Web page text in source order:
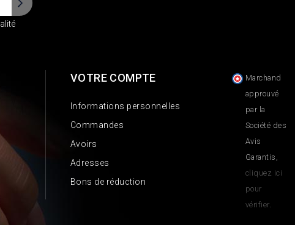
VOTRE COMPTE
Informations personnelles
Commandes
Avoirs
Adresses
Bons de réduction
Marchand
approuvé
par la
Société des
Avis
Garantis,
cliquez ici
pour
vérifier.